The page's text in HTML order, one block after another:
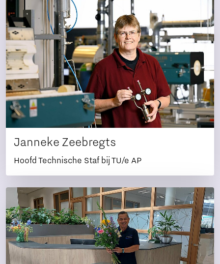
Janneke Zeebregts
Hoofd Technische Staf bij TU/e AP